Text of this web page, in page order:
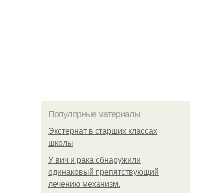
Популярные материалы
Экстернат в старших классах
школы
У вич и рака обнаружили
одинаковый препятствующий
лечению механизм.